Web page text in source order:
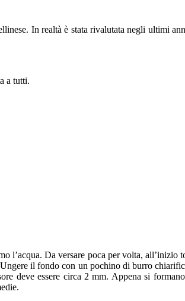
In realtà è stata rivalutata negli ultimi
a tutti.
l’acqua. Da versare poca per volta,
il fondo con un pochino di burro
deve essere circa 2 mm. Appena si